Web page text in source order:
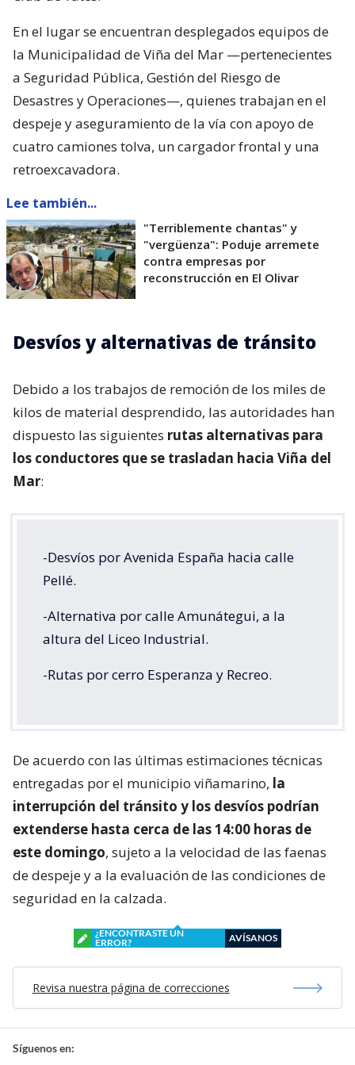
En el lugar se encuentran desplegados equipos de
la Municipalidad de Viña del Mar —pertenecientes
a Seguridad Pública, Gestión del Riesgo de
Desastres y Operaciones—, quienes trabajan en el
despeje y aseguramiento de la vía con apoyo de
cuatro camiones tolva, un cargador frontal y una
retroexcavadora.
Lee también...
"Terriblemente chantas" y
"vergüenza": Poduje arremete
contra empresas por
reconstrucción en El Olivar
Desvíos y alternativas de tránsito
Debido a los trabajos de remoción de los miles de
kilos de material desprendido, las autoridades han
dispuesto las siguientes rutas alternativas para
los conductores que se trasladan hacia Viña del
Mar:
-Desvíos por Avenida España hacia calle
Pellé.
-Alternativa por calle Amunátegui, a la
altura del Liceo Industrial.
-Rutas por cerro Esperanza y Recreo.
De acuerdo con las últimas estimaciones técnicas
entregadas por el municipio viñamarino, la
interrupción del tránsito y los desvíos podrían
extenderse hasta cerca de las 14:00 horas de
este domingo, sujeto a la velocidad de las faenas
de despeje y a la evaluación de las condiciones de
seguridad en la calzada.
¿ENCONTRASTE UN
ERROR?
AVÍSANOS
Revisa nuestra página de correcciones
Síguenos en: